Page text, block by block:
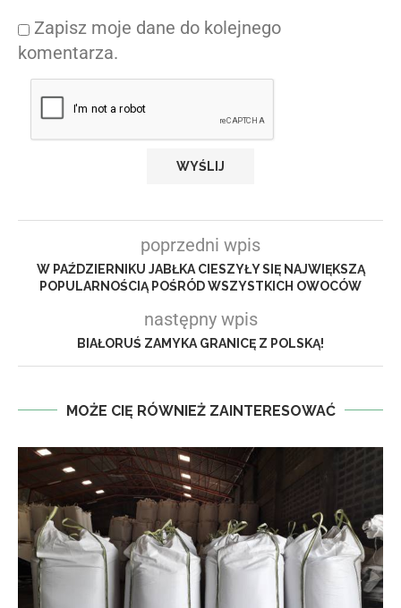
Zapisz moje dane do kolejnego
komentarza.
poprzedni wpis
W PAŹDZIERNIKU JABŁKA CIESZYŁY SIĘ NAJWIĘKSZĄ
POPULARNOŚCIĄ POŚRÓD WSZYSTKICH OWOCÓW
następny wpis
BIAŁORUŚ ZAMYKA GRANICĘ Z POLSKĄ!
MOŻE CIĘ RÓWNIEŻ ZAINTERESOWAĆ